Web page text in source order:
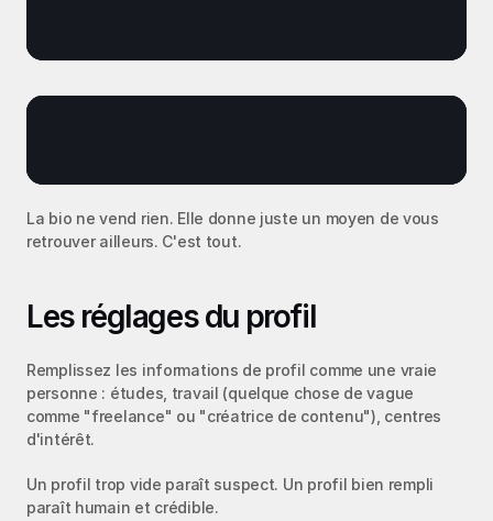
La bio ne vend rien. Elle donne juste un moyen de vous
retrouver ailleurs. C'est tout.
Les réglages du profil
Remplissez les informations de profil comme une vraie
personne : études, travail (quelque chose de vague
comme "freelance" ou "créatrice de contenu"), centres
d'intérêt.
Un profil trop vide paraît suspect. Un profil bien rempli
paraît humain et crédible.